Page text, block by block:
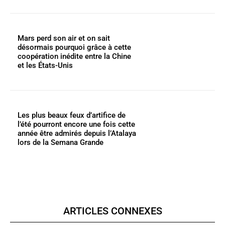
Mars perd son air et on sait
désormais pourquoi grâce à cette
coopération inédite entre la Chine
et les États-Unis
Les plus beaux feux d’artifice de
l’été pourront encore une fois cette
année être admirés depuis l’Atalaya
lors de la Semana Grande
ARTICLES CONNEXES